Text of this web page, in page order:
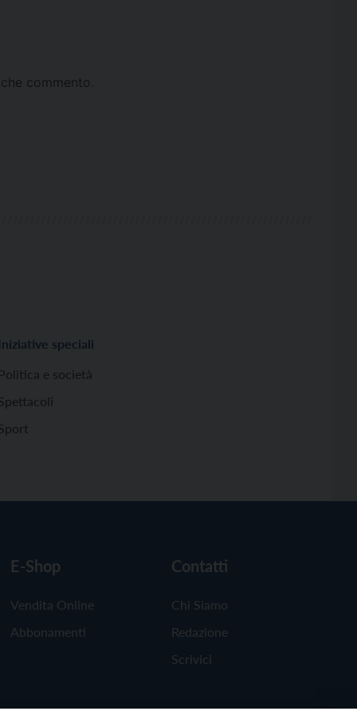
commento.
Iniziative speciali
Politica e società
E-Shop
Vendita Online
Abbonamenti
Contatti
Chi Siamo
Redazione
Scrivici